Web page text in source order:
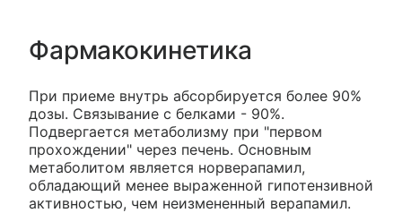
Фармакокинетика
При приеме внутрь абсорбируется более 90%
дозы. Связывание с белками - 90%.
Подвергается метаболизму при "первом
прохождении" через печень. Основным
метаболитом является норверапамил,
обладающий менее выраженной гипотензивной
активностью, чем неизмененный верапамил.